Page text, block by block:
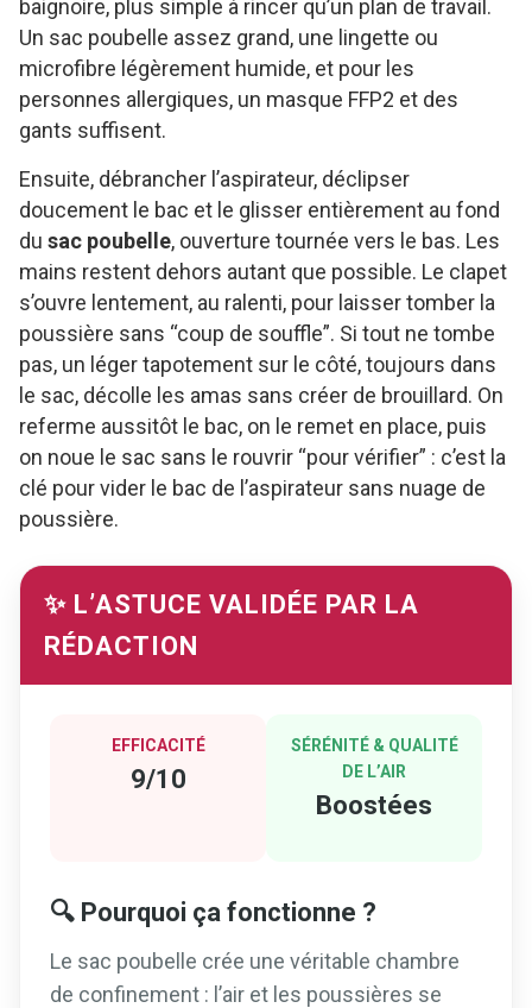
baignoire, plus simple à rincer qu’un plan de travail.
Un sac poubelle assez grand, une lingette ou
microfibre légèrement humide, et pour les
personnes allergiques, un masque FFP2 et des
gants suffisent.
Ensuite, débrancher l’aspirateur, déclipser
doucement le bac et le glisser entièrement au fond
du sac poubelle, ouverture tournée vers le bas. Les
mains restent dehors autant que possible. Le clapet
s’ouvre lentement, au ralenti, pour laisser tomber la
poussière sans “coup de souffle”. Si tout ne tombe
pas, un léger tapotement sur le côté, toujours dans
le sac, décolle les amas sans créer de brouillard. On
referme aussitôt le bac, on le remet en place, puis
on noue le sac sans le rouvrir “pour vérifier” : c’est la
clé pour vider le bac de l’aspirateur sans nuage de
poussière.
✨ L’ASTUCE VALIDÉE PAR LA
RÉDACTION
EFFICACITÉ
9/10
SÉRÉNITÉ & QUALITÉ
DE L’AIR
Boostées
🔍 Pourquoi ça fonctionne ?
Le sac poubelle crée une véritable chambre
de confinement : l’air et les poussières se